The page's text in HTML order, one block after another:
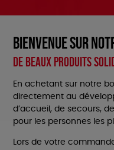
Bienvenue sur
De beaux produits
En achetant sur notre
directement au
d’accueil, de secours,
pour les personnes les
Lors de votre